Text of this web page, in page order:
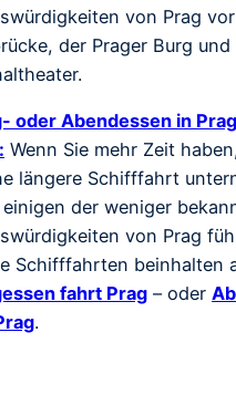
von Prag
der Prager Burg und
oder Abendessen in
Wenn Sie mehr Zeit
längere Schifffahrt
einigen der weniger
von Prag
Schifffahrten beinhalten
fahrt Prag – oder
.